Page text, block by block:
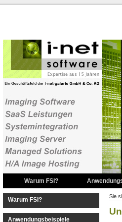
Warum FSI?
2D
3D
Warum FSI?
Anwendungsbeispiele
Sie